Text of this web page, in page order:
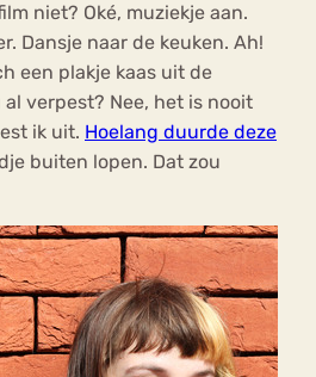
niet? Oké, muziekje aan.
Dansje naar de keuken. Ah!
een plakje kaas uit de
al verpest? Nee, het is nooit
ik uit. Hoelang duurde deze
buiten lopen. Dat zou